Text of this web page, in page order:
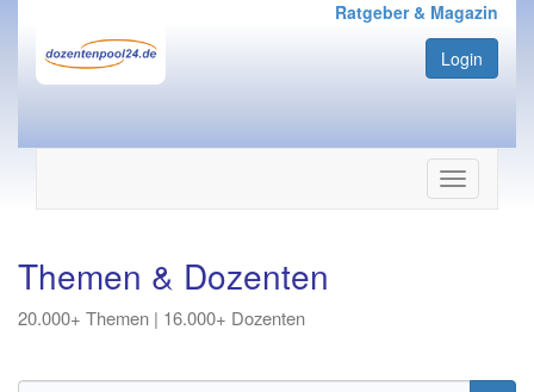
Ratgeber & Magazin
Login
Navigation
ein-/
Themen & Dozenten
20.000+ Themen | 16.000+ Dozenten